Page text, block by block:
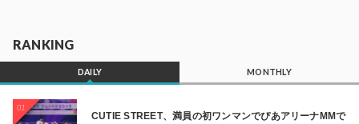
RANKING
DAILY MONTHLY
01
CUTIE STREET、満員の初ワンマンでぴあアリーナMMで